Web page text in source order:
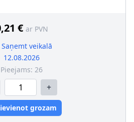
kvalificētam personālam!
:
€ ar PVN
Saņemt veikalā
12.08.2026
Pieejams: 26
+
grozam